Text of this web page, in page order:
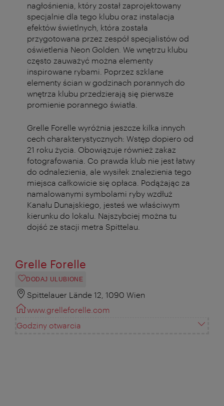
nagłośnienia, który został zaprojektowany
specjalnie dla tego klubu oraz instalacja
efektów świetlnych, która została
przygotowana przez zespół specjalistów od
oświetlenia Neon Golden. We wnętrzu klubu
często zauważyć można elementy
inspirowane rybami. Poprzez szklane
elementy ścian w godzinach porannych do
wnętrza klubu przedzierają się pierwsze
promienie porannego światła.
Grelle Forelle wyróżnia jeszcze kilka innych
cech charakterystycznych: Wstęp dopiero od
21 roku życia. Obowiązuje również zakaz
fotografowania. Co prawda klub nie jest łatwy
do odnalezienia, ale wysiłek znalezienia tego
miejsca całkowicie się opłaca. Podążając za
namalowanymi symbolami ryby wzdłuż
Kanału Dunajskiego, jesteś we właściwym
kierunku do lokalu. Najszybciej można tu
dojść ze stacji metra Spittelau.
Grelle Forelle
DODAJ ULUBIONE
Spittelauer Lände 12, 1090 Wien
www.grelleforelle.com
Godziny otwarcia